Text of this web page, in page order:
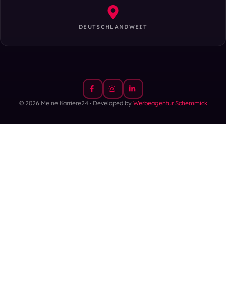
DEUTSCHLANDWEIT
© 2026 Meine Karriere24 · Developed by Werbeagentur Schemmick